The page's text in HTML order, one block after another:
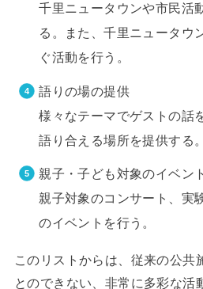
千里ニュータウンや市民活
る。また、千里ニュータウ
ぐ活動を行う。
語りの場の提供
様々なテーマでゲストの話
語り合える場所を提供する。
親子・子ども対象のイベント
親子対象のコンサート、実
のイベントを行う。
このリストからは、従来の公共
とのできない、非常に多彩な活